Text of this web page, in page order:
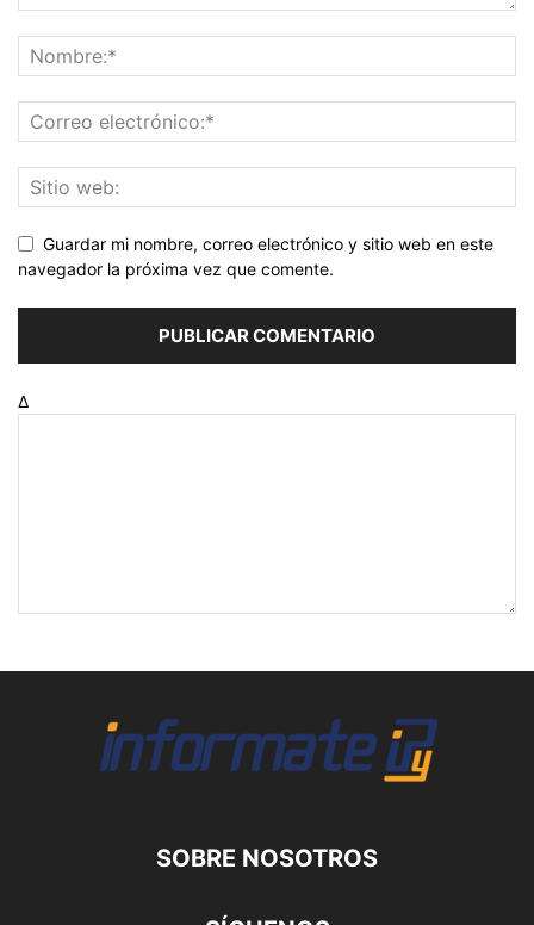
Guardar mi nombre, correo electrónico y sitio web en este
navegador la próxima vez que comente.
Δ
SOBRE NOSOTROS